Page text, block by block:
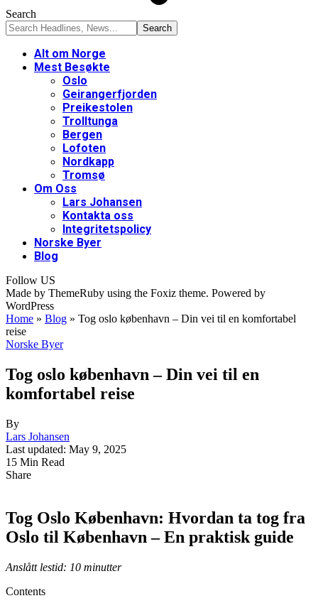
Search
Alt om Norge
Mest Besøkte
Oslo
Geirangerfjorden
Preikestolen
Trolltunga
Bergen
Lofoten
Nordkapp
Tromsø
Om Oss
Lars Johansen
Kontakta oss
Integritetspolicy
Norske Byer
Blog
Follow US
Made by ThemeRuby using the Foxiz theme. Powered by
WordPress
Home » Blog » Tog oslo københavn – Din vei til en komfortabel
reise
Norske Byer
Tog oslo københavn – Din vei til en
komfortabel reise
By
Lars Johansen
Last updated: May 9, 2025
15 Min Read
Share
Tog Oslo København: Hvordan ta tog fra
Oslo til København – En praktisk guide
Anslått lestid: 10 minutter
Contents